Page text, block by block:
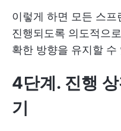
이렇게 하면 모든 스
진행되도록 의도적으
확한 방향을 유지할 수
4단계. 진행
기